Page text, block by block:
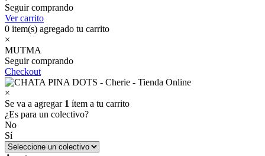
Seguir comprando
Ver carrito
0 item(s) agregado tu carrito
×
MUTMA
Seguir comprando
Checkout
×
Se va a agregar 1 ítem a tu carrito
¿Es para un colectivo?
No
Sí